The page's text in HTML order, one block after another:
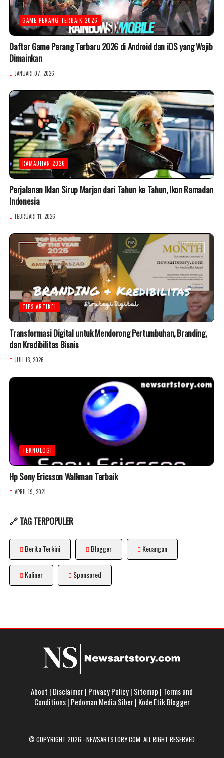
GAME PERANG TERBAIK 2026
Daftar Game Perang Terbaru 2026 di Android dan iOS yang Wajib
Dimainkan
JANUARI 07, 2026
RAMADHAN 2026
Perjalanan Iklan Sirup Marjan dari Tahun ke Tahun, Ikon Ramadan
Indonesia
FEBRUARI 11, 2026
TIPS ARTIKEL
Transformasi Digital untuk Mendorong Pertumbuhan, Branding,
dan Kredibilitas Bisnis
JULI 13, 2026
TEKNOLOGI
Hp Sony Ericsson Walkman Terbaik
APRIL 19, 2021
🔗 TAG TERPOPULER
Berita Terkini Blogger Keuangan
Kuliner Sponsored
About | Disclaimer| Privacy Policy| Sitemap | Terms and
Conditions| Pedoman Media Siber| Kode Etik Blogger
© COPYRIGHT 2026 -NEWSARTSTORY.COM . ALL RIGHT RESERVED